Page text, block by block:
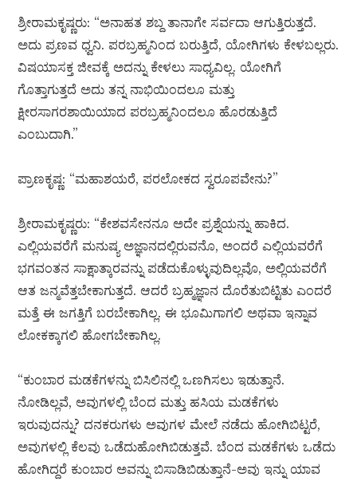
ಶ್ರೀರಾಮಕೃಷ್ಣರು: “ಅನಾಹತ ಶಬ್ದ ತಾನಾಗೇ ಸರ್ವದಾ ಆಗುತ್ತಿರುತ್ತದೆ.
ಅದು ಪ್ರಣವ ಧ್ವನಿ. ಪರಬ್ರಹ್ಮನಿಂದ ಬರುತ್ತಿದೆ, ಯೋಗಿಗಳು ಕೇಳಬಲ್ಲರು.
ವಿಷಯಾಸಕ್ತ ಜೀವಕ್ಕೆ ಅದನ್ನು ಕೇಳಲು ಸಾಧ್ಯವಿಲ್ಲ. ಯೋಗಿಗೆ
ಗೊತ್ತಾಗುತ್ತದೆ ಅದು ತನ್ನ ನಾಭಿಯಿಂದಲೂ ಮತ್ತು
ಕ್ಷೀರಸಾಗರಶಾಯಿಯಾದ ಪರಬ್ರಹ್ಮನಿಂದಲೂ ಹೊರಡುತ್ತಿದೆ
ಎಂಬುದಾಗಿ.”
ಪ್ರಾಣಕೃಷ್ಣ: “ಮಹಾಶಯರೆ, ಪರಲೋಕದ ಸ್ವರೂಪವೇನು?”
ಶ್ರೀರಾಮಕೃಷ್ಣರು: “ಕೇಶವಸೇನನೂ ಅದೇ ಪ್ರಶ್ನೆಯನ್ನು ಹಾಕಿದ.
ಎಲ್ಲಿಯವರೆಗೆ ಮನುಷ್ಯ ಅಜ್ಞಾನದಲ್ಲಿರುವನೊ, ಅಂದರೆ ಎಲ್ಲಿಯವರೆಗೆ
ಭಗವಂತನ ಸಾಕ್ಷಾತ್ಕಾರವನ್ನು ಪಡೆದುಕೊಳ್ಳುವುದಿಲ್ಲವೊ, ಅಲ್ಲಿಯವರೆಗೆ
ಆತ ಜನ್ಮವೆತ್ತಬೇಕಾಗುತ್ತದೆ. ಆದರೆ ಬ್ರಹ್ಮಜ್ಞಾನ ದೊರೆತುಬಿಟ್ಟಿತು ಎಂದರೆ
ಮತ್ತೆ ಈ ಜಗತ್ತಿಗೆ ಬರಬೇಕಾಗಿಲ್ಲ. ಈ ಭೂಮಿಗಾಗಲಿ ಅಥವಾ ಇನ್ನಾವ
ಲೋಕಕ್ಕಾಗಲಿ ಹೋಗಬೇಕಾಗಿಲ್ಲ.
“ಕುಂಬಾರ ಮಡಕೆಗಳನ್ನು ಬಿಸಿಲಿನಲ್ಲಿ ಒಣಗಿಸಲು ಇಡುತ್ತಾನೆ.
ನೋಡಿಲ್ಲವೆ, ಅವುಗಳಲ್ಲಿ ಬೆಂದ ಮತ್ತು ಹಸಿಯ ಮಡಕೆಗಳು
ಇರುವುದನ್ನು? ದನಕರುಗಳು ಅವುಗಳ ಮೇಲೆ ನಡೆದು ಹೋಗಿಬಿಟ್ಟರೆ,
ಅವುಗಳಲ್ಲಿ ಕೆಲವು ಒಡೆದುಹೋಗಿಬಿಡುತ್ತವೆ. ಬೆಂದ ಮಡಕೆಗಳು ಒಡೆದು
ಹೋಗಿದ್ದರೆ ಕುಂಬಾರ ಅವನ್ನು ಬಿಸಾಡಿಬಿಡುತ್ತಾನೆ-ಅವು ಇನ್ನು ಯಾವ